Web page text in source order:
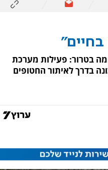
בטרור: פעילות מערכת
בדרך לאיתור החטופים